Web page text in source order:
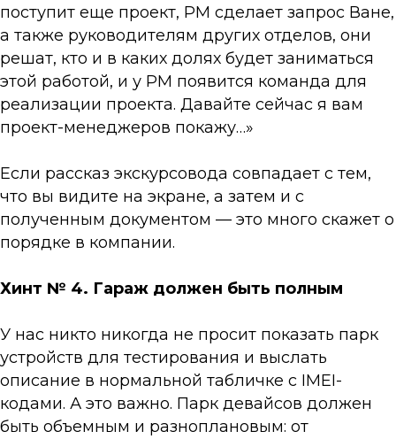
поступит еще проект, PM сделает запрос Ване,
а также руководителям других отделов, они
решат, кто и в каких долях будет заниматься
этой работой, и у PM появится команда для
реализации проекта. Давайте сейчас я вам
проект-менеджеров покажу…»
Если рассказ экскурсовода совпадает с тем,
что вы видите на экране, а затем и с
полученным документом — это много скажет о
порядке в компании.
Хинт № 4. Гараж должен быть полным
У нас никто никогда не просит показать парк
устройств для тестирования и выслать
описание в нормальной табличке с IMEI-
кодами. А это важно. Парк девайсов должен
быть объемным и разноплановым: от